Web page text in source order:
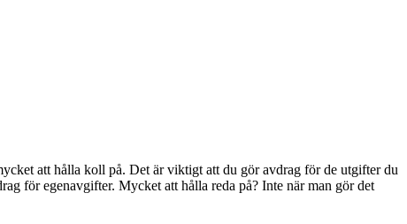
att hålla koll på. Det är viktigt att du gör avdrag för de utgifter du
för egenavgifter. Mycket att hålla reda på? Inte när man gör det